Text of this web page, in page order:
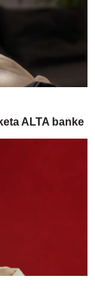
ALTA banke